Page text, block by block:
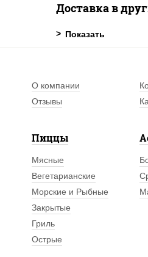
Доставка в
О компании
Отзывы
Пиццы
Мясные
Вегетарианские
Морские и Рыбные
Закрытые
Гриль
Острые